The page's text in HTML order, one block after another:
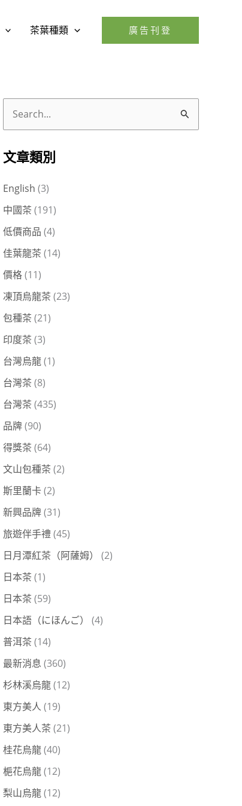
茶葉種類 廣告刊登
關
字
:
文章類別
English (3)
中國茶 (191)
低價商品 (4)
佳葉龍茶 (14)
價格(11)
凍頂烏龍茶 (23)
包種茶 (21)
印度茶 (3)
台灣烏龍(1)
台灣茶 (8)
台灣茶 (435)
品牌(90)
得獎茶 (64)
文山包種茶 (2)
斯里蘭卡(2)
新興品牌(31)
旅遊伴手禮(45)
日月潭紅茶（阿薩姆）
(2)
日本茶 (1)
日本茶 (59)
日本語（にほんご）
(4)
普洱茶 (14)
最新消息 (360)
杉林溪烏龍(12)
東方美人 (19)
東方美人茶 (21)
桂花烏龍(40)
梔花烏龍(12)
梨山烏龍(12)